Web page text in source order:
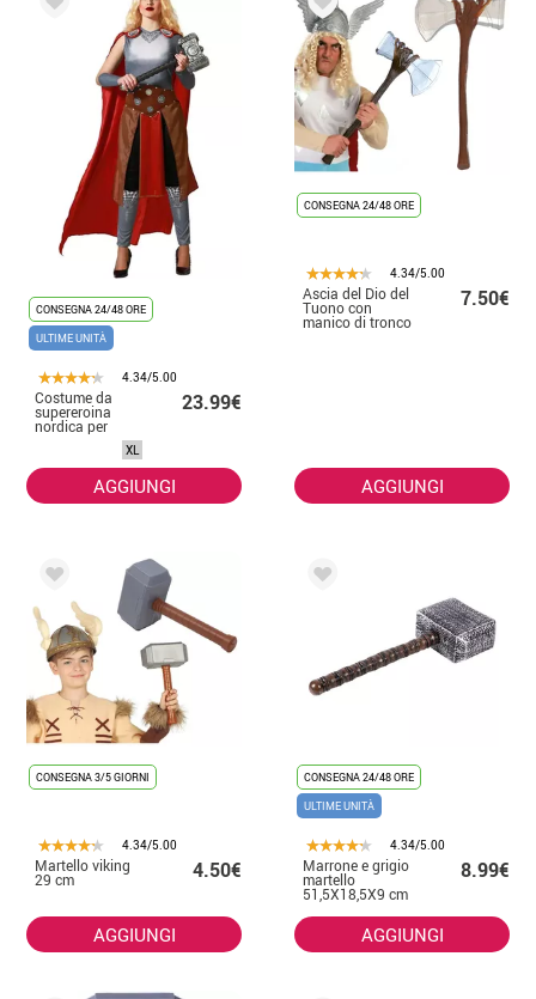
CONSEGNA 24/48 ORE
ULTIME UNITÀ
4.34/5.00
Costume da
supereroina
nordica per
23.99€
XL
AGGIUNGI
CONSEGNA 24/48 ORE
4.34/5.00
Ascia del Dio del
Tuono con
manico di tronco
7.50€
AGGIUNGI
CONSEGNA 3/5 GIORNI
4.34/5.00
Martello viking
29 cm 4.50€
AGGIUNGI
CONSEGNA 24/48 ORE
ULTIME UNITÀ
4.34/5.00
Marrone e grigio
martello
51,5X18,5X9 cm
8.99€
AGGIUNGI